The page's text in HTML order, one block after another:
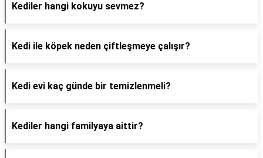
Kediler hangi kokuyu sevmez?
Kedi ile köpek neden çiftleşmeye çalışır?
Kedi evi kaç günde bir temizlenmeli?
Kediler hangi familyaya aittir?